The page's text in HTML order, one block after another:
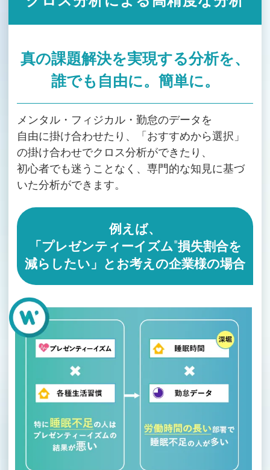
真の課題解決を実現する分析を、
誰でも自由に。簡単に。
メンタル・フィジカル・勤怠のデータを
自由に掛け合わせたり、
「おすすめから選択」
の掛け合わせでクロス分析ができたり、
初心者でも迷うことなく、専門的な知見に基づ
いた分析ができます。
例えば、
「プレゼンティーイズム ※損失割合を
減らしたい」とお考えの企業様の場合